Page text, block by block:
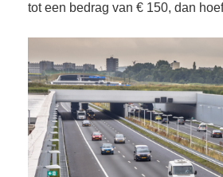
tot een bedrag van € 150, dan